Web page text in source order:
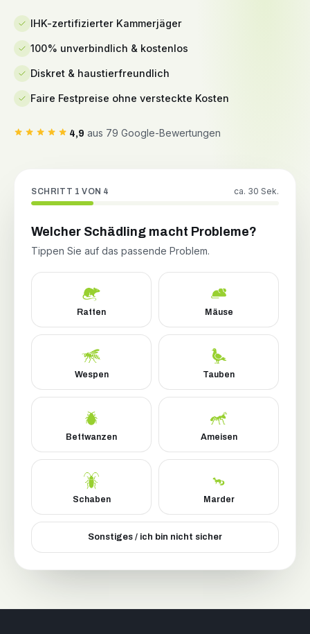
IHK-zertifizierter Kammerjäger
100% unverbindlich & kostenlos
Diskret & haustierfreundlich
Faire Festpreise ohne versteckte Kosten
4,9 aus 79 Google-Bewertungen
SCHRITT 1 VON 4 ca. 30 Sek.
Welcher Schädling macht Probleme?
Tippen Sie auf das passende Problem.
Ratten Mäuse
Wespen Tauben
Bettwanzen Ameisen
Schaben Marder
Sonstiges / ich bin nicht sicher